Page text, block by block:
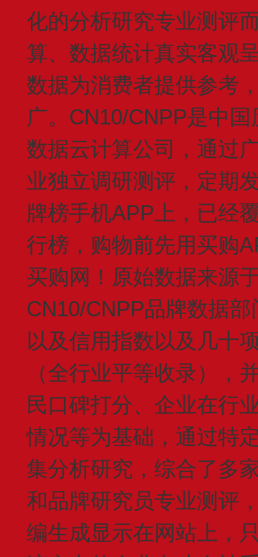
化的分析研究专业测评
算、数据统计真实客观
数据为消费者提供参考
广。CN10/CNPP是中
数据云计算公司，通过
业独立调研测评，定期
牌榜手机APP上，已经
行榜，购物前先用买购
买购网！原始数据来源
CN10/CNPP品牌数据
以及信用指数以及几十
（全行业平等收录），
民口碑打分、企业在行
情况等为基础，通过特
集分析研究，综合了多
和品牌研究员专业测评
编生成显示在网站上，